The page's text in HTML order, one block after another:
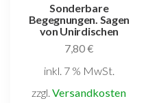
Sonderbare
Begegnungen. Sagen
von Unirdischen
7,80€
inkl. 7 % MwSt.
zzgl.Versandkosten